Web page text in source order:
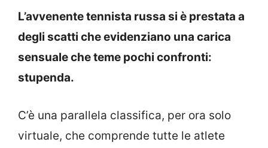
L’avvenente tennista russa si è prestata a
degli scatti che evidenziano una carica
sensuale che teme pochi confronti:
stupenda.
C’è una parallela classifica, per ora solo
virtuale, che comprende tutte le atlete